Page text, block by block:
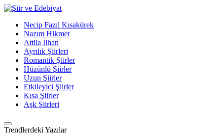
Necip Fazıl Kısakürek
Nazım Hikmet
Attila İlhan
Ayrılık Şiirleri
Romantik Şiirler
Hüzünlü Şiirler
Uzun Şiirler
Etkileyici Şiirler
Kısa Şiirler
Aşk Şiirleri
Trendlerdeki Yazılar